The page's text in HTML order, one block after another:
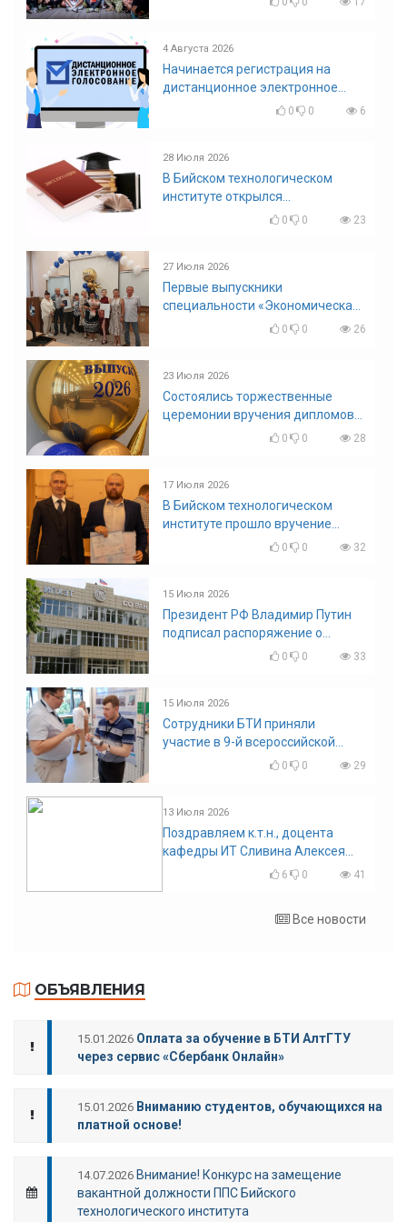
4 Августа 2026
Начинается регистрация на
дистанционное электронное
голосование на выборы!
0 0 6
28 Июля 2026
В Бийском технологическом
институте открылся
диссертационный совет!
0 0 23
27 Июля 2026
Первые выпускники
специальности «Экономическая
0 0 26
23 Июля 2026
Состоялись торжественные
церемонии вручения дипломов
0 0 28
17 Июля 2026
В Бийском технологическом
институте прошло вручение
0 0 32
15 Июля 2026
Президент РФ Владимир Путин
подписал распоряжение о
поощрении граждан и трудовых
0 0 33
15 Июля 2026
Сотрудники БТИ приняли
участие в 9-й всероссийской
конференции по задачам со
0 0 29
13 Июля 2026
Поздравляем к.т.н., доцента
кафедры ИТ Сливина Алексея
Николаевича с юбилеем!
6 0 41
Все новости
ОБЪЯВЛЕНИЯ
15.01.2026 Оплата за обучение в БТИ АлтГТУ
через сервис «Сбербанк Онлайн»
15.01.2026 Вниманию студентов, обучающихся на
платной основе!
14.07.2026 Внимание! Конкурс на замещение
вакантной должности ППС Бийского
технологического института